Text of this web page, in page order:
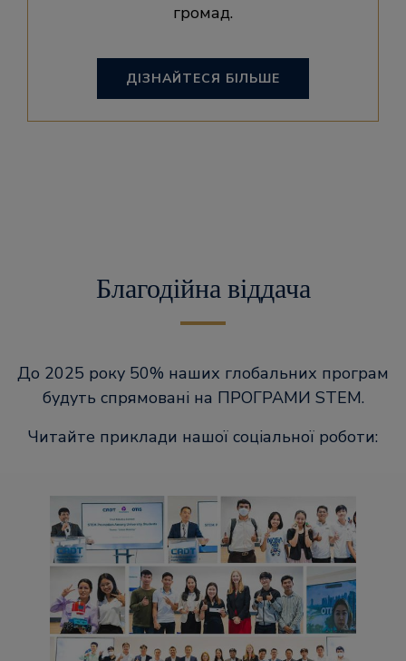
громад.
ДІЗНАЙТЕСЯ БІЛЬШЕ
Благодійна віддача
До 2025 року 50% наших глобальних програм
будуть спрямовані на ПРОГРАМИ STEM.
Читайте приклади нашої соціальної роботи: